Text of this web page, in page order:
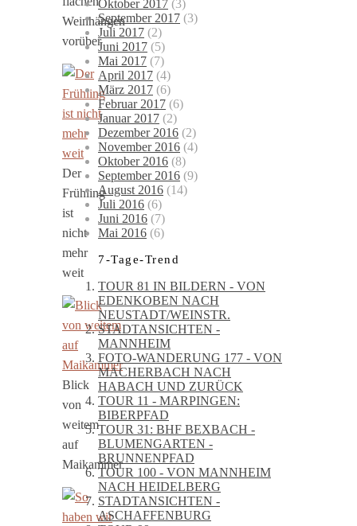
Weinhängen
vorüber
Der
Frühling
ist
nicht
mehr
weit
Blick
von
weitem
auf
Maikammer
Oktober 2017 (3)
September 2017 (3)
Juli 2017 (2)
Juni 2017 (5)
Mai 2017 (7)
April 2017 (4)
März 2017 (6)
Februar 2017 (6)
Januar 2017 (2)
Dezember 2016 (2)
November 2016 (4)
Oktober 2016 (8)
September 2016 (9)
August 2016 (14)
Juli 2016 (6)
Juni 2016 (7)
Mai 2016 (6)
7-Tage-Trend
TOUR 81 IN BILDERN - VON
EDENKOBEN NACH
NEUSTADT/WEINSTR.
STADTANSICHTEN -
MANNHEIM
FOTO-WANDERUNG 177 - VON
MACHERBACH NACH
HABACH UND ZURÜCK
TOUR 11 - MARPINGEN:
BIBERPFAD
TOUR 31: BHF BEXBACH -
BLUMENGARTEN -
BRUNNENPFAD
TOUR 100 - VON MANNHEIM
NACH HEIDELBERG
STADTANSICHTEN -
ASCHAFFENBURG